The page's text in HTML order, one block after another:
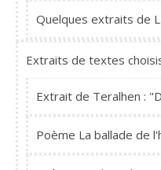
Quelques extraits de
Extraits de textes
Extrait de Teralhen :
Poème La ballade de